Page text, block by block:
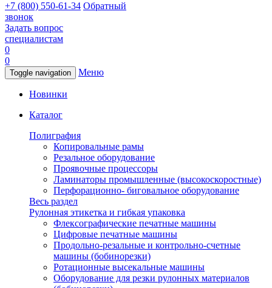
+7 (800) 550-61-34 Обратный
звонок
Задать вопрос
специалистам
0
0
Toggle navigation Меню
Новинки
Каталог
Полиграфия
Копировальные рамы
Резальное оборудование
Проявочные процессоры
Ламинаторы промышленные (высокоскоростные)
Перфорационно- биговальное оборудование
Весь раздел
Рулонная этикетка и гибкая упаковка
Флексографические печатные машины
Цифровые печатные машины
Продольно-резальные и контрольно-счетные
машины (бобинорезки)
Ротационные высекальные машины
Оборудование для резки рулонных материалов